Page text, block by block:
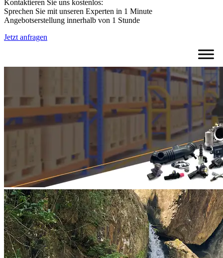
Kontaktieren Sie uns kostenlos:
Sprechen Sie mit unseren Experten in 1 Minute
Angebotserstellung innerhalb von 1 Stunde
Jetzt anfragen